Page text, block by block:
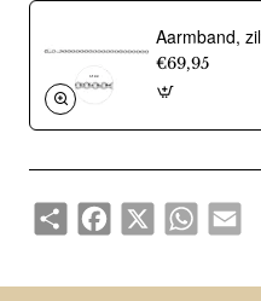
€69,95
ShareFacebook
X WhatsApp